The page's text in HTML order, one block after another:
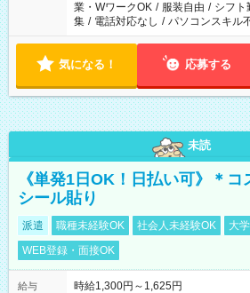
業・WワークOK / 服装自由 / シフト
集 / 電話対応なし / パソコンスキル
気になる！ 応募する
未読
《単発1日OK！日払い可》＊コ
シール貼り
派遣 職種未経験OK 社会人未経験OK 大
WEB登録・面接OK
給与
時給1,300円～1,625円